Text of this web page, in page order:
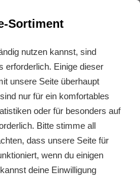
Sortiment
nutzen kannst, sind
erforderlich. Einige dieser
unsere Seite überhaupt
nur für ein komfortables
oder für besonders auf
Bitte stimme all
dass unsere Seite für
wenn du einigen
deine Einwilligung